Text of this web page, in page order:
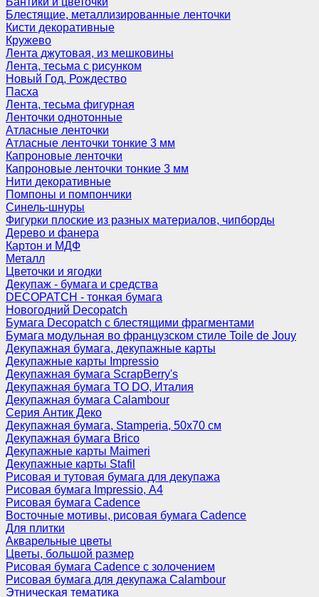
Блестящие, металлизированные ленточки
Кисти декоративные
Кружево
Лента джутовая, из мешковины
Лента, тесьма с рисунком
Новый Год, Рождество
Пасха
Лента, тесьма фигурная
Ленточки однотонные
Атласные ленточки
Атласные ленточки тонкие 3 мм
Капроновые ленточки
Капроновые ленточки тонкие 3 мм
Нити декоративные
Помпоны и помпончики
Синель-шнуры
Фигурки плоские из разных материалов, чипборды
Дерево и фанера
Картон и МДФ
Металл
Цветочки и ягодки
Декупаж - бумага и средства
DECOPATCH - тонкая бумага
Новогодний Decopatch
Бумага Decopatch с блестящими фрагментами
Бумага модульная во французском стиле Toile de Jouy
Декупажная бумага, декупажные карты
Декупажные карты Impressio
Декупажная бумага ScrapBerry's
Декупажная бумага TO DO, Италия
Декупажная бумага Calambour
Серия Антик Деко
Декупажная бумага, Stamperia, 50х70 см
Декупажная бумага Brico
Декупажные карты Maimeri
Декупажные карты Stafil
Рисовая и тутовая бумага для декупажа
Рисовая бумага Impressio, А4
Рисовая бумага Cadence
Восточные мотивы, рисовая бумага Cadence
Для плитки
Акварельные цветы
Цветы, большой размер
Рисовая бумага Cadence c золочением
Рисовая бумага для декупажа Calambour
Этническая тематика